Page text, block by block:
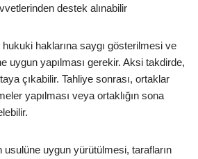
destek alınabilir
haklarına saygı gösterilmesi ve
uygun yapılması gerekir. Aksi takdirde,
çıkabilir. Tahliye sonrası, ortaklar
yapılması veya ortaklığın sona
usulüne uygun yürütülmesi, tarafların